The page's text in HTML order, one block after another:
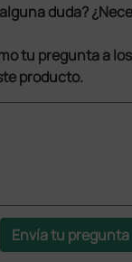
duda?
tu pregunta a
producto.
Envía tu pregunta